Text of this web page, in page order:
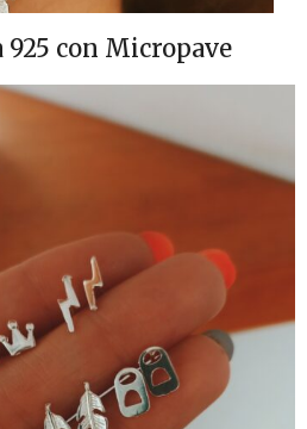
925 con Micropave